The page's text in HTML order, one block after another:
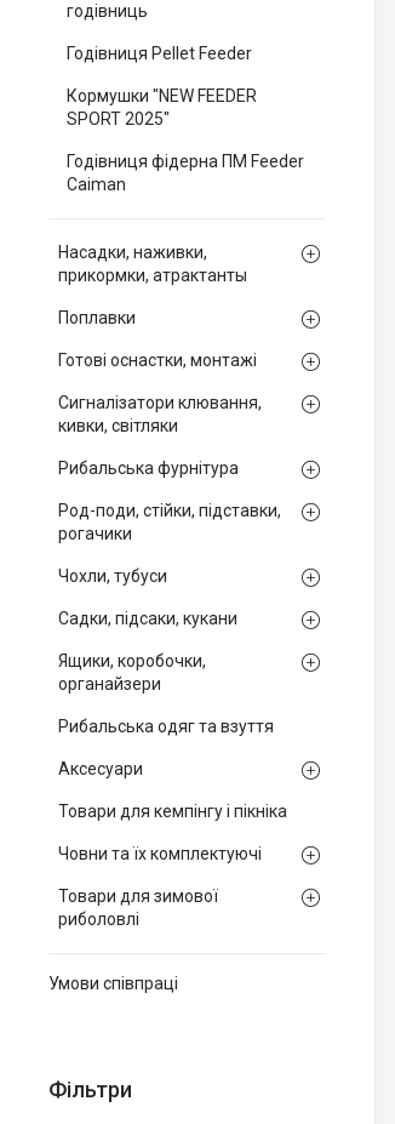
годівниць
Годівниця Pellet Feeder
Кормушки "NEW FEEDER
SPORT 2025"
Годівниця фідерна ПМ Feeder
Caiman
Насадки, наживки,
прикормки, атрактанты
Поплавки
Готові оснастки, монтажі
Сигналізатори клювання,
кивки, світляки
Рибальська фурнітура
Род-поди, стійки, підставки,
рогачики
Чохли, тубуси
Садки, підсаки, кукани
Ящики, коробочки,
органайзери
Рибальська одяг та взуття
Аксесуари
Товари для кемпінгу і пікніка
Човни та їх комплектуючі
Товари для зимової
риболовлі
Умови співпраці
Фільтри